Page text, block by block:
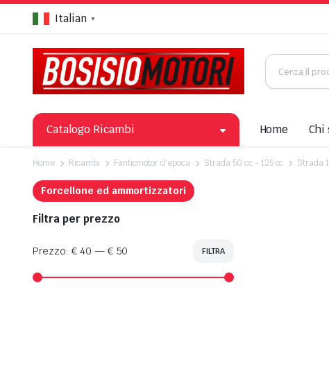
Italian ▼
Catalogo Ricambi Home Chi
Home Ricambi Fanticmotor d'epoca Strada 50 cc - 125 cc Strada
Forcellone ed ammortizzatori
Filtra per prezzo
FILTRA
Prezzo: € 40 — € 50